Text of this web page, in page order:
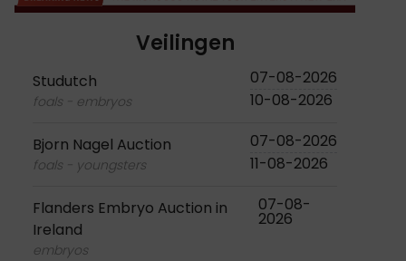
Veilingen
Studutch
foals - embryos
07-08-2026
10-08-2026
Bjorn Nagel Auction
foals - youngsters
07-08-2026
11-08-2026
Flanders Embryo Auction in
Ireland
embryos
07-08-
2026